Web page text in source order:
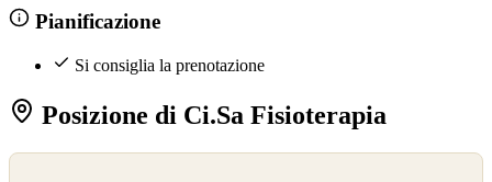
Pianificazione
Si consiglia la prenotazione
Posizione di Ci.Sa Fisioterapia